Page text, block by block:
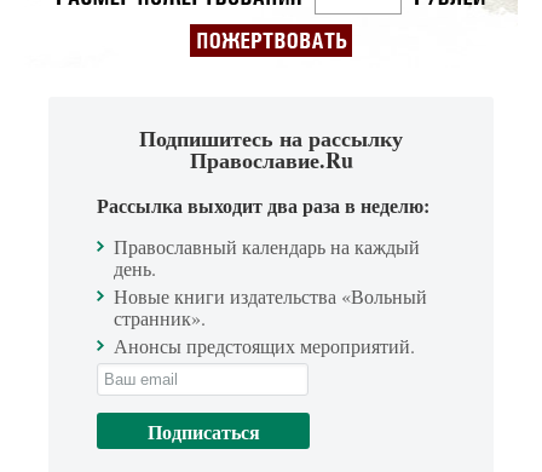
Подпишитесь на рассылку
Православие.Ru
Рассылка выходит два раза в неделю:
Православный календарь на каждый
день.
Новые книги издательства «Вольный
странник».
Анонсы предстоящих мероприятий.